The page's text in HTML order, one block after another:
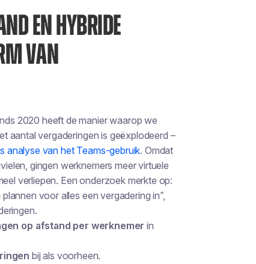
EN HYBRIDE
VAN
2020 heeft de manier waarop we
aantal vergaderingen is geëxplodeerd –
analyse van het Teams-gebruik. Omdat
gingen werknemers meer virtuele
verliepen. Een onderzoek merkte op:
voor alles een vergadering in”,
op afstand per werknemer in
bij als voorheen.